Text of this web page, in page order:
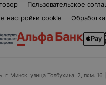
Пользовательское
настройки cookie
г. Минск, улица Толбухина, 2, пом. 16